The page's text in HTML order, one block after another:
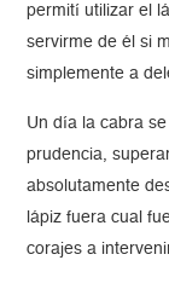
permití utilizar el
servirme de él si
simplemente a
Un día la cabra
prudencia,
absolutamente
lápiz fuera cual
corajes a